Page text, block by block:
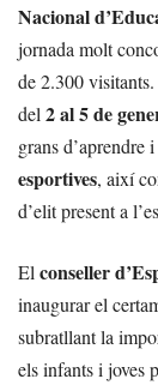
Nacional
jornada molt
de 2.300
del 2 al 5 de
grans d’aprendre
esportives, així
d’elit present a
El conseller
inaugurar el
subratllant la
els infants i joves